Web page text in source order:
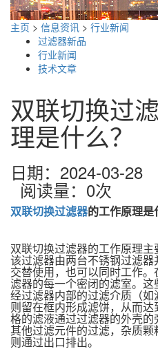
主页 > 信息资讯 > 行业新闻
过滤器新品
行业新闻
技术文章
双联切换过
理是什么？
日期：2024-03-
阅读量： 0次
双联切换过滤器的工作原理是
双联切换过滤器的工作原理主
该过滤器由两台不锈钢过滤
交替使用，也可以同时工作
滤器的每一个密闭的滤室。这
经过滤器内部的过滤介质（
则留在框内形成滤饼，从而
格的滤液通过过滤器的外壳
其他过滤元件的过滤，杂质
则通过出口排出。